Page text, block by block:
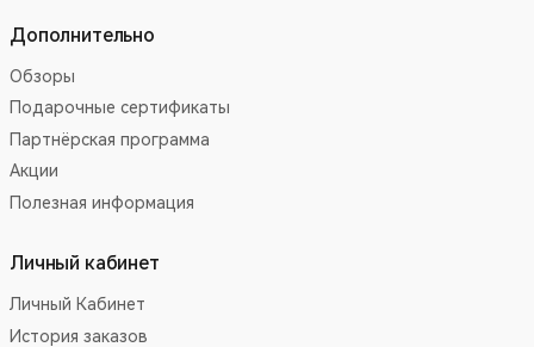
Дополнительно
Обзоры
Подарочные сертификаты
Партнёрская программа
Акции
Полезная информация
Личный кабинет
Личный Кабинет
История заказов